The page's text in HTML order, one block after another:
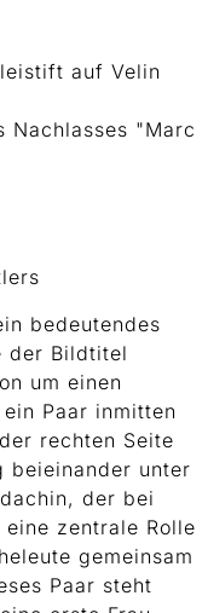
auf Velin
Nachlasses "Marc
bedeutendes
der Bildtitel
um einen
Paar inmitten
rechten Seite
beieinander unter
der bei
zentrale Rolle
gemeinsam
Paar steht